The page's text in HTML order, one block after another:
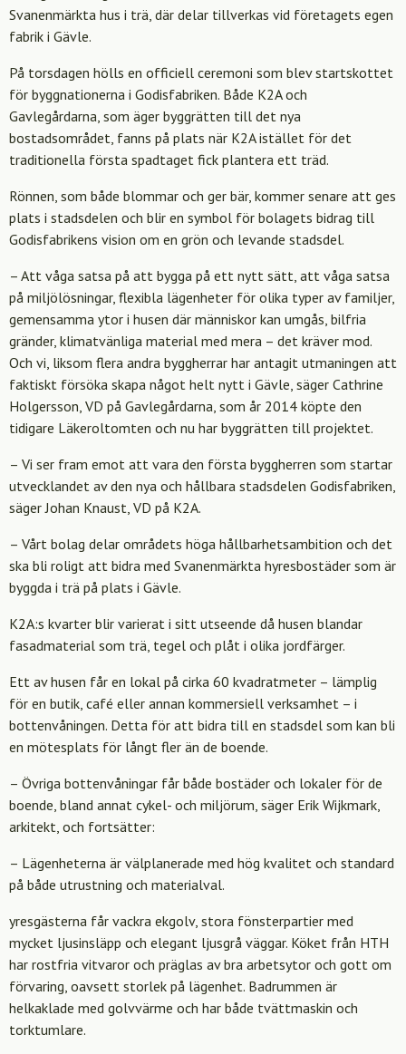
Svanenmärkta hus i trä, där delar tillverkas vid företagets egen
fabrik i Gävle.
På torsdagen hölls en officiell ceremoni som blev startskottet
för byggnationerna i Godisfabriken. Både K2A och
Gavlegårdarna, som äger byggrätten till det nya
bostadsområdet, fanns på plats när K2A istället för det
traditionella första spadtaget fick plantera ett träd.
Rönnen, som både blommar och ger bär, kommer senare att ges
plats i stadsdelen och blir en symbol för bolagets bidrag till
Godisfabrikens vision om en grön och levande stadsdel.
– Att våga satsa på att bygga på ett nytt sätt, att våga satsa
på miljölösningar, flexibla lägenheter för olika typer av familjer,
gemensamma ytor i husen där människor kan umgås, bilfria
gränder, klimatvänliga material med mera – det kräver mod.
Och vi, liksom flera andra byggherrar har antagit utmaningen att
faktiskt försöka skapa något helt nytt i Gävle, säger Cathrine
Holgersson, VD på Gavlegårdarna, som år 2014 köpte den
tidigare Läkeroltomten och nu har byggrätten till projektet.
– Vi ser fram emot att vara den första byggherren som startar
utvecklandet av den nya och hållbara stadsdelen Godisfabriken,
säger Johan Knaust, VD på K2A.
– Vårt bolag delar områdets höga hållbarhetsambition och det
ska bli roligt att bidra med Svanenmärkta hyresbostäder som är
byggda i trä på plats i Gävle.
K2A:s kvarter blir varierat i sitt utseende då husen blandar
fasadmaterial som trä, tegel och plåt i olika jordfärger.
Ett av husen får en lokal på cirka 60 kvadratmeter – lämplig
för en butik, café eller annan kommersiell verksamhet – i
bottenvåningen. Detta för att bidra till en stadsdel som kan bli
en mötesplats för långt fler än de boende.
– Övriga bottenvåningar får både bostäder och lokaler för de
boende, bland annat cykel- och miljörum, säger Erik Wijkmark,
arkitekt, och fortsätter:
– Lägenheterna är välplanerade med hög kvalitet och standard
på både utrustning och materialval.
yresgästerna får vackra ekgolv, stora fönsterpartier med
mycket ljusinsläpp och elegant ljusgrå väggar. Köket från HTH
har rostfria vitvaror och präglas av bra arbetsytor och gott om
förvaring, oavsett storlek på lägenhet. Badrummen är
helkaklade med golvvärme och har både tvättmaskin och
torktumlare.